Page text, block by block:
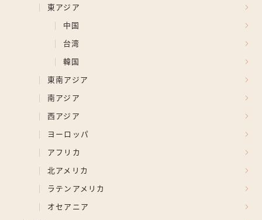
東アジア
中国
台湾
韓国
東南アジア
南アジア
西アジア
ヨーロッパ
アフリカ
北アメリカ
ラテンアメリカ
オセアニア